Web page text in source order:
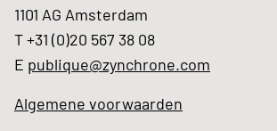
1101 AG Amsterdam
T +31 (0)20 567 38 08
E publique@zynchrone.com
Algemene voorwaarden